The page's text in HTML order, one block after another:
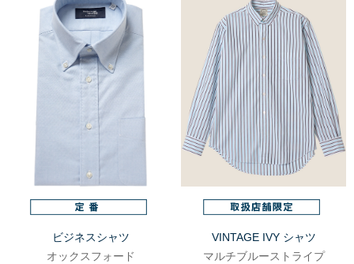
ビジネスシャツ
オックスフォード
VINTAGE IVY シャツ
マルチブルーストライプ